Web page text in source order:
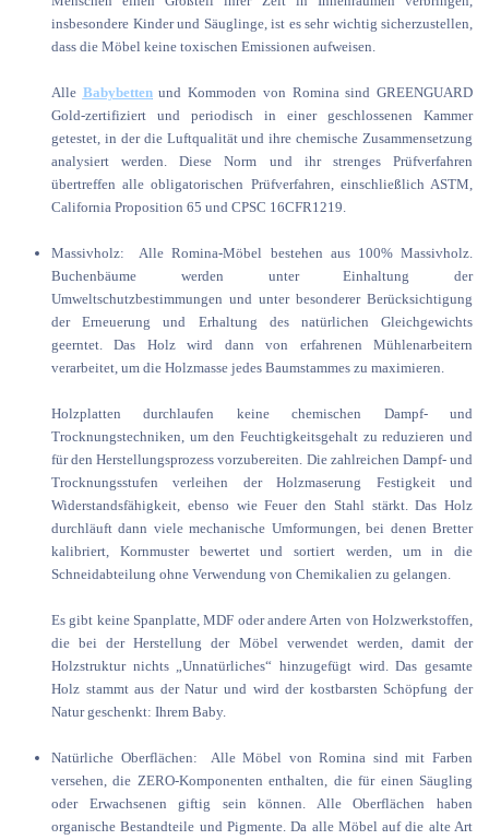
insbesondere Kinder und Säuglinge, ist es sehr wichtig sicherzustellen,
dass die Möbel keine toxischen Emissionen aufweisen.
Alle Babybettenund Kommoden von Romina sind GREENGUARD
Gold-zertifiziert und periodisch in einer geschlossenen Kammer
getestet, in der die Luftqualität und ihre chemische Zusammensetzung
analysiert werden. Diese Norm und ihr strenges Prüfverfahren
übertreffen alle obligatorischen Prüfverfahren, einschließlich ASTM,
California Proposition 65 und CPSC 16CFR1219.
Massivholz: Alle Romina-Möbel bestehen aus 100% Massivholz.
Buchenbäume werden unter Einhaltung der
Umweltschutzbestimmungen und unter besonderer Berücksichtigung
der Erneuerung und Erhaltung des natürlichen Gleichgewichts
geerntet. Das Holz wird dann von erfahrenen Mühlenarbeitern
verarbeitet, um die Holzmasse jedes Baumstammes zu maximieren.
Holzplatten durchlaufen keine chemischen Dampf- und
Trocknungstechniken, um den Feuchtigkeitsgehalt zu reduzieren und
für den Herstellungsprozess vorzubereiten. Die zahlreichen Dampf- und
Trocknungsstufen verleihen der Holzmaserung Festigkeit und
Widerstandsfähigkeit, ebenso wie Feuer den Stahl stärkt. Das Holz
durchläuft dann viele mechanische Umformungen, bei denen Bretter
kalibriert, Kornmuster bewertet und sortiert werden, um in die
Schneidabteilung ohne Verwendung von Chemikalien zu gelangen.
Es gibt keine Spanplatte, MDF oder andere Arten von Holzwerkstoffen,
die bei der Herstellung der Möbel verwendet werden, damit der
Holzstruktur nichts „Unnatürliches“ hinzugefügt wird. Das gesamte
Holz stammt aus der Natur und wird der kostbarsten Schöpfung der
Natur geschenkt: Ihrem Baby.
Natürliche Oberflächen: Alle Möbel von Romina sind mit Farben
versehen, die ZERO-Komponenten enthalten, die für einen Säugling
oder Erwachsenen giftig sein können. Alle Oberflächen haben
organische Bestandteile und Pigmente. Da alle Möbel auf die alte Art